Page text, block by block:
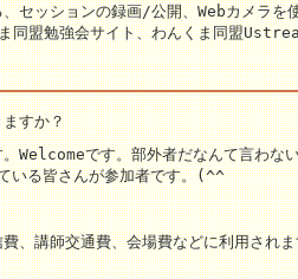
セッションの録画/公開、Webカメラ
同盟勉強会サイト、わんくま同盟
すか？
Welcomeです。部外者だなんて言わな
いる皆さんが参加者です。(^^
、講師交通費、会場費などに利用され